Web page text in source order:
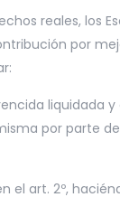
reales, los
por
liquidada
por parte
art. 2º,